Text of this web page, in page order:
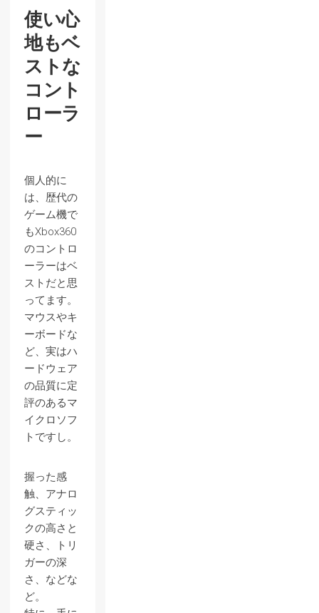
使い心
地もベ
ストな
コント
ローラ
ー
個人的に
は、歴代の
ゲーム機で
もXbox360
のコントロ
ーラーはベ
ストだと思
ってます。
マウスやキ
ーボードな
ど、実はハ
ードウェア
の品質に定
評のあるマ
イクロソフ
トですし。
握った感
触、アナロ
グスティッ
クの高さと
硬さ、トリ
ガーの深
さ、などな
ど。